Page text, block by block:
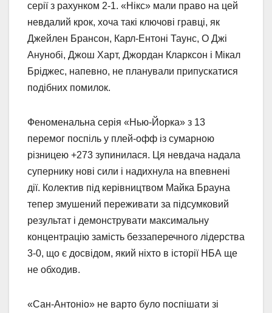
серії з рахунком 2-1. «Нікс» мали право на цей
невдалий крок, хоча такі ключові гравці, як
Джейлен Брансон, Карл-Ентоні Таунс, О Джі
Анунобі, Джош Харт, Джордан Кларксон і Мікал
Бріджес, напевно, не планували припускатися
подібних помилок.
Феноменальна серія «Нью-Йорка» з 13
перемог поспіль у плей-офф із сумарною
різницею +273 зупинилася. Ця невдача надала
супернику нові сили і надихнула на впевнені
дії. Колектив під керівництвом Майка Брауна
тепер змушений переживати за підсумковий
результат і демонструвати максимальну
концентрацію замість беззаперечного лідерства
3-0, що є досвідом, який ніхто в історії НБА ще
не обходив.
«Сан-Антоніо» не варто було поспішати зі